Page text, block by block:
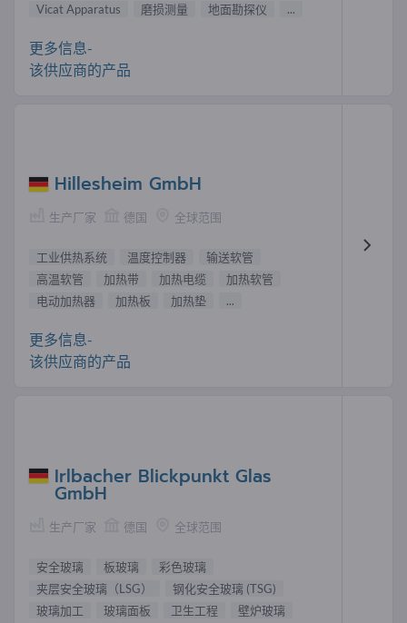
Vicat Apparatus
磨损测量 地面勘探仪 ...
更多信息-
该供应商的产品
Hillesheim GmbH
生产厂家 德国 全球范围
工业供热系统 温度控制器
输送软管
高温软管
加热带 加热电缆
加热软管
电动加热器
加热板 加热垫 ...
更多信息-
该供应商的产品
Irlbacher Blickpunkt Glas
GmbH
生产厂家 德国 全球范围
安全玻璃 板玻璃
彩色玻璃
夹层安全玻璃（LSG）
钢化安全玻璃 (TSG)
玻璃加工
玻璃面板 卫生工程
壁炉玻璃